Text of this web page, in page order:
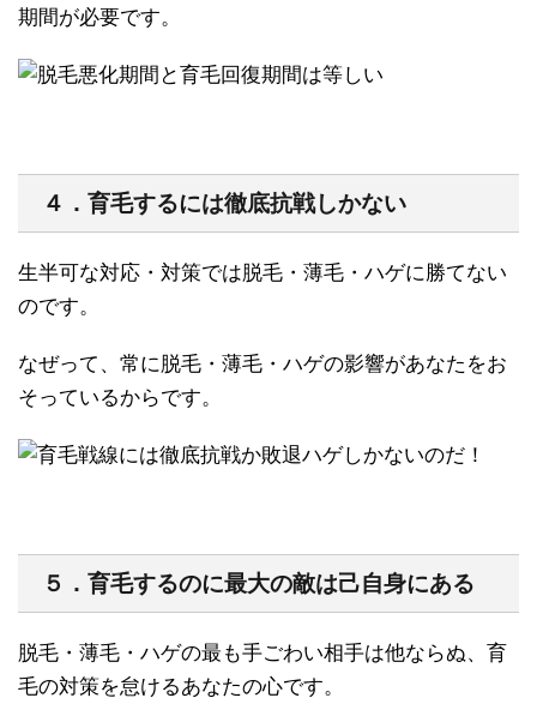
期間が必要です。
４．育毛するには徹底抗戦しかない
生半可な対応・対策では脱毛・薄毛・ハゲに勝てない
のです。
なぜって、常に脱毛・薄毛・ハゲの影響があなたをお
そっているからです。
５．育毛するのに最大の敵は己自身にある
脱毛・薄毛・ハゲの最も手ごわい相手は他ならぬ、育
毛の対策を怠けるあなたの心です。